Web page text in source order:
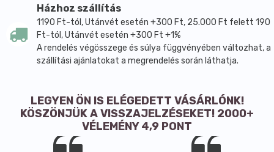
Házhoz szállítás
1190 Ft-tól, Utánvét esetén +300 Ft, 25.000 Ft felett 190
Ft-tól, Utánvét esetén +300 Ft +1%
A rendelés végösszege és súlya függvényében változhat, a
szállítási ajánlatokat a megrendelés során láthatja.
LEGYEN ÖN IS ELÉGEDETT VÁSÁRLÓNK!
KÖSZÖNJÜK A VISSZAJELZÉSEKET! 2000+
VÉLEMÉNY 4,9 PONT